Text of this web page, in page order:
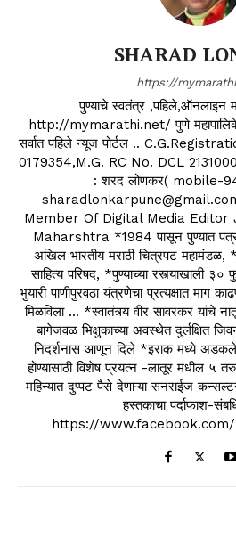
SHARAD
https://
पुण्याचे स्वतंत्र ,पहिले,ऑनलाइन
http://mymarathi.net/ पुणे
सर्वात पहिले न्यूज पोर्टल ..
0179354,M.G. RC No. DCL
: शरद लोणकर( mobile-
Member Of Digital Media Editor
Maharshtra *1984 पासून पुण्यात
अखिल भारतीय मराठी चित्रपट
साहित्य परिषद, *पुण्याच्या रस्त्याखाली
भुयारी पाणीपुरवठा यंत्रणेचा प्रत्यक्षात माग
मिळविला ... *स्वातंत्र्य वीर सावरकर यांचे
बागेजवळ भिक्षुकाच्या अवस्थेत दुर्लक्षित
निदर्शनास आणून दिले *इराक मध्ये
होण्यासाठी विशेष प्रयत्न -लातूर मधील ५
महिन्यात दुप्पट पैसे देणाऱ्या सनराईज
हस्तकाचा पर्दाफाश-
https://